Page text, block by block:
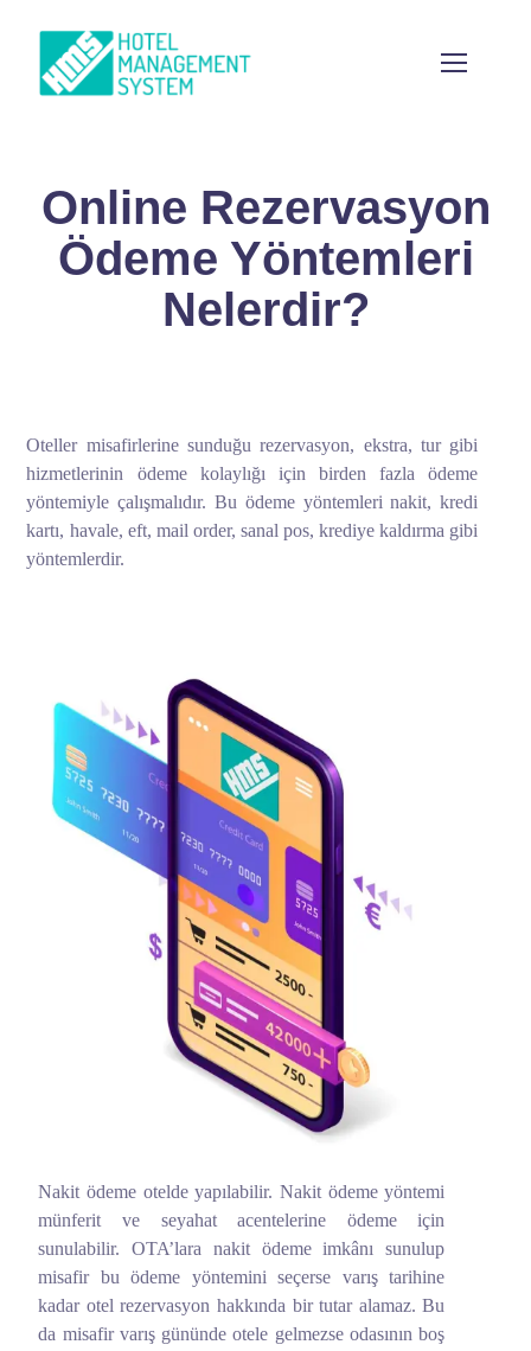
Online Rezervasyon
Ödeme Yöntemleri
Nelerdir?
Oteller misafirlerine sunduğu rezervasyon, ekstra, tur gibi
hizmetlerinin ödeme kolaylığı için birden fazla ödeme
yöntemiyle çalışmalıdır. Bu ödeme yöntemleri nakit, kredi
kartı, havale, eft, mail order, sanal pos, krediye kaldırma gibi
yöntemlerdir.
Nakit ödeme otelde yapılabilir. Nakit ödeme yöntemi
münferit ve seyahat acentelerine ödeme için
sunulabilir. OTA’lara nakit ödeme imkânı sunulup
misafir bu ödeme yöntemini seçerse varış tarihine
kadar otel rezervasyon hakkında bir tutar alamaz. Bu
da misafir varış gününde otele gelmezse odasının boş